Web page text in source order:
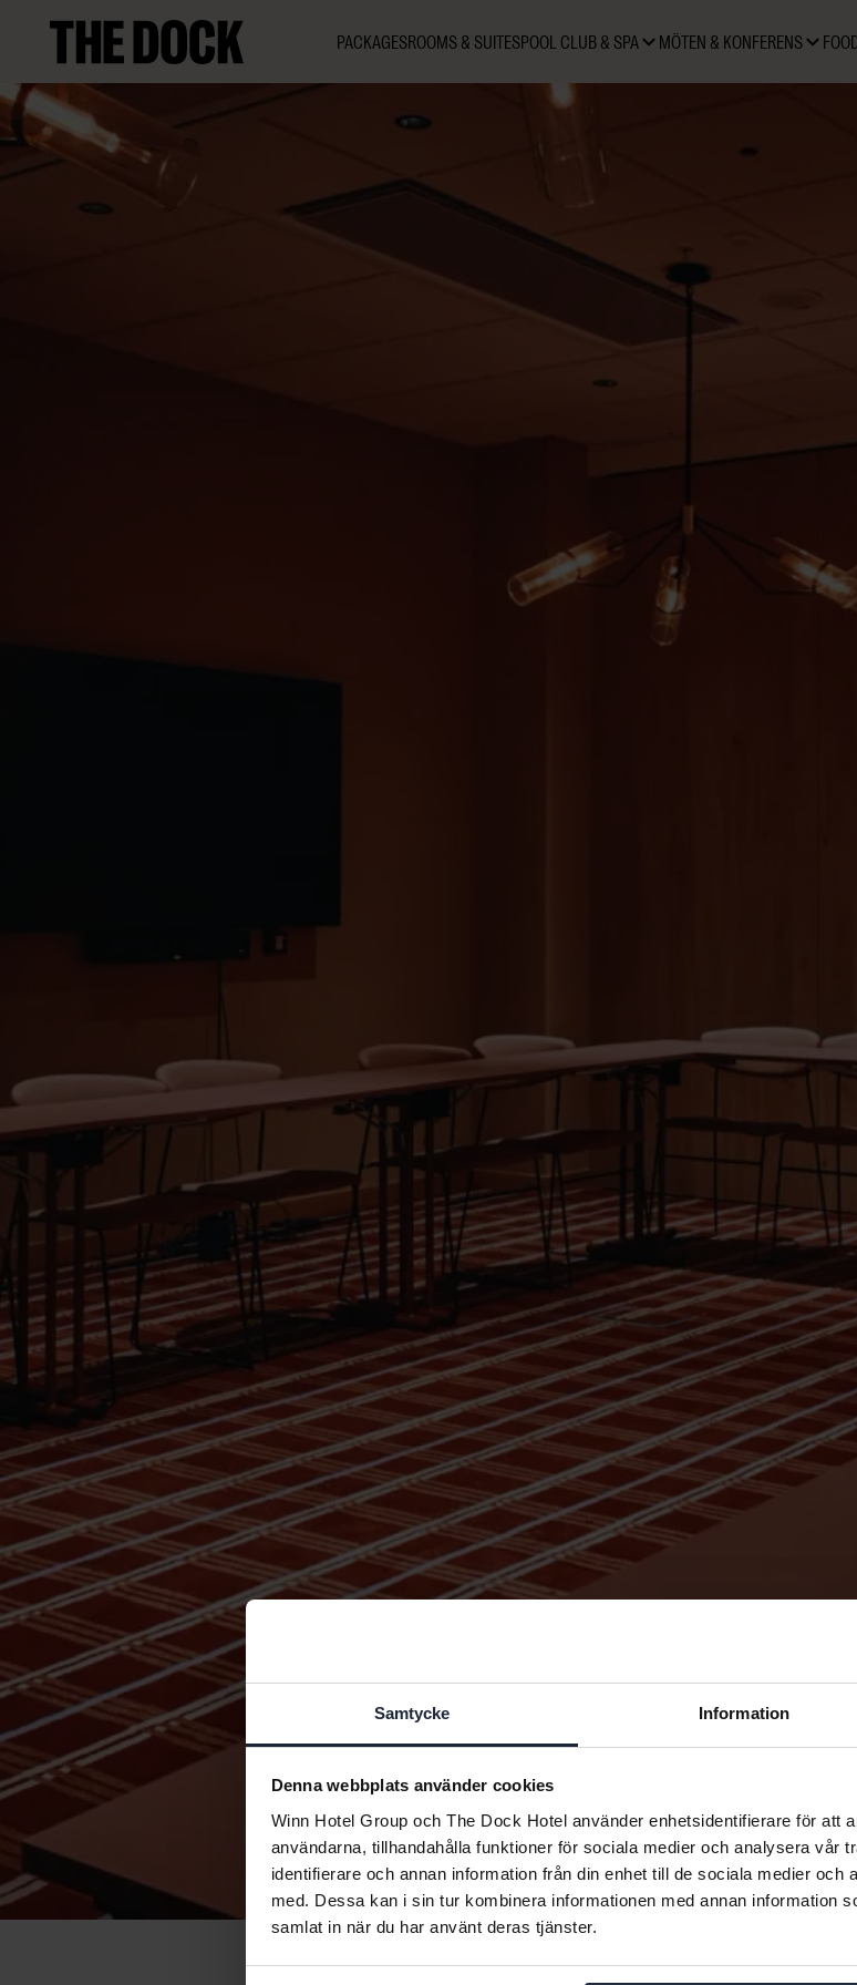
Samtycke Information
Denna webbplats använder cookies
Winn Hotel Group och The Dock Hotel använder enhetsidentifierare för att
användarna, tillhandahålla funktioner för sociala medier och analysera vår
identifierare och annan information från din enhet till de sociala medier
med. Dessa kan i sin tur kombinera informationen med annan information
samlat in när du har använt deras tjänster.
PACKAGESROOMS & SUITESPOOL CLUB & SPA MÖTEN & KONFERENS